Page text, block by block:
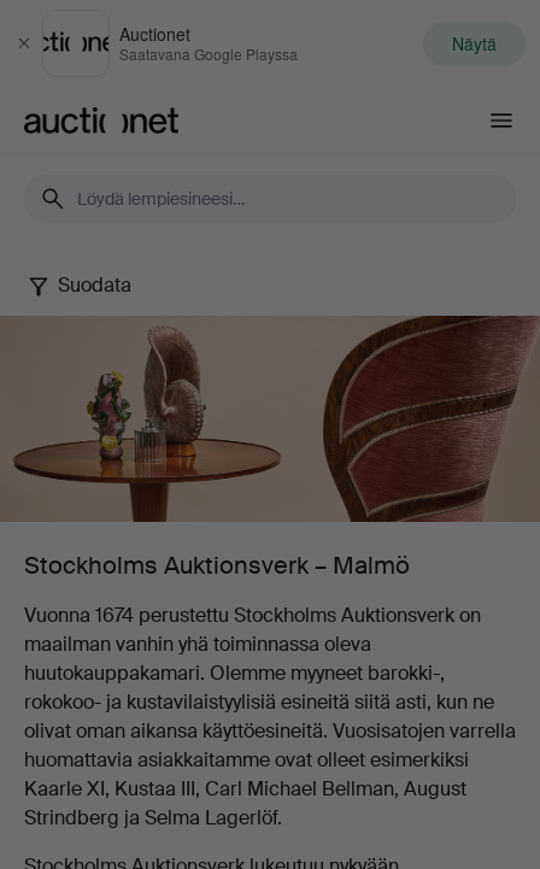
Sulje
Auctionet
Saatavana Google Playssa Näytä
Stockholms
Auktionsverk
Malmö
Suodata
Stockholms Auktionsverk – Malmö
Vuonna 1674 perustettu Stockholms Auktionsverk on
maailman vanhin yhä toiminnassa oleva
huutokauppakamari. Olemme myyneet barokki-,
rokokoo- ja kustavilaistyylisiä esineitä siitä asti, kun ne
olivat oman aikansa käyttöesineitä. Vuosisatojen varrella
huomattavia asiakkaitamme ovat olleet esimerkiksi
Kaarle XI, Kustaa III, Carl Michael Bellman, August
Strindberg ja Selma Lagerlöf.